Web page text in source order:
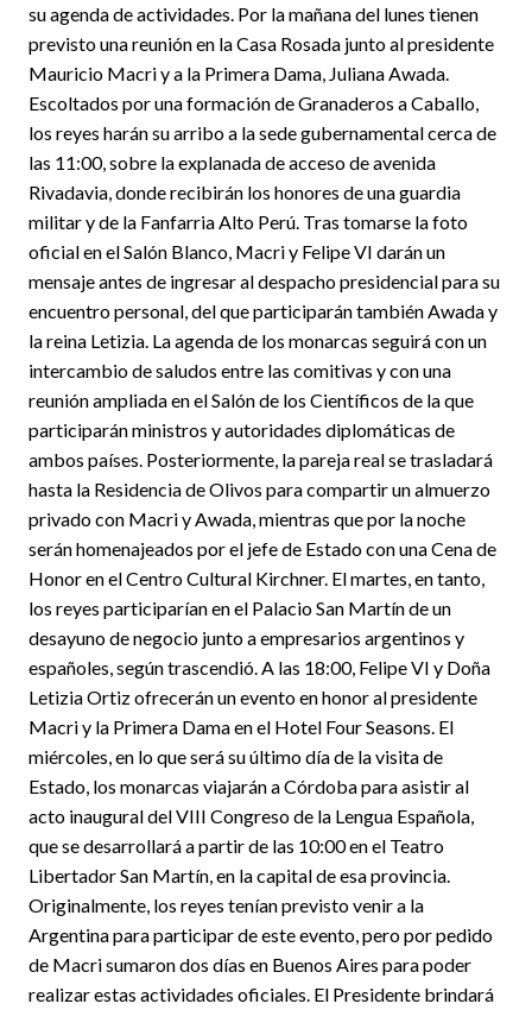
su agenda de actividades. Por la mañana del lunes tienen
previsto una reunión en la Casa Rosada junto al presidente
Mauricio Macri y a la Primera Dama, Juliana Awada.
Escoltados por una formación de Granaderos a Caballo,
los reyes harán su arribo a la sede gubernamental cerca de
las 11:00, sobre la explanada de acceso de avenida
Rivadavia, donde recibirán los honores de una guardia
militar y de la Fanfarria Alto Perú. Tras tomarse la foto
oficial en el Salón Blanco, Macri y Felipe VI darán un
mensaje antes de ingresar al despacho presidencial para su
encuentro personal, del que participarán también Awada y
la reina Letizia. La agenda de los monarcas seguirá con un
intercambio de saludos entre las comitivas y con una
reunión ampliada en el Salón de los Científicos de la que
participarán ministros y autoridades diplomáticas de
ambos países. Posteriormente, la pareja real se trasladará
hasta la Residencia de Olivos para compartir un almuerzo
privado con Macri y Awada, mientras que por la noche
serán homenajeados por el jefe de Estado con una Cena de
Honor en el Centro Cultural Kirchner. El martes, en tanto,
los reyes participarían en el Palacio San Martín de un
desayuno de negocio junto a empresarios argentinos y
españoles, según trascendió. A las 18:00, Felipe VI y Doña
Letizia Ortiz ofrecerán un evento en honor al presidente
Macri y la Primera Dama en el Hotel Four Seasons. El
miércoles, en lo que será su último día de la visita de
Estado, los monarcas viajarán a Córdoba para asistir al
acto inaugural del VIII Congreso de la Lengua Española,
que se desarrollará a partir de las 10:00 en el Teatro
Libertador San Martín, en la capital de esa provincia.
Originalmente, los reyes tenían previsto venir a la
Argentina para participar de este evento, pero por pedido
de Macri sumaron dos días en Buenos Aires para poder
realizar estas actividades oficiales. El Presidente brindará